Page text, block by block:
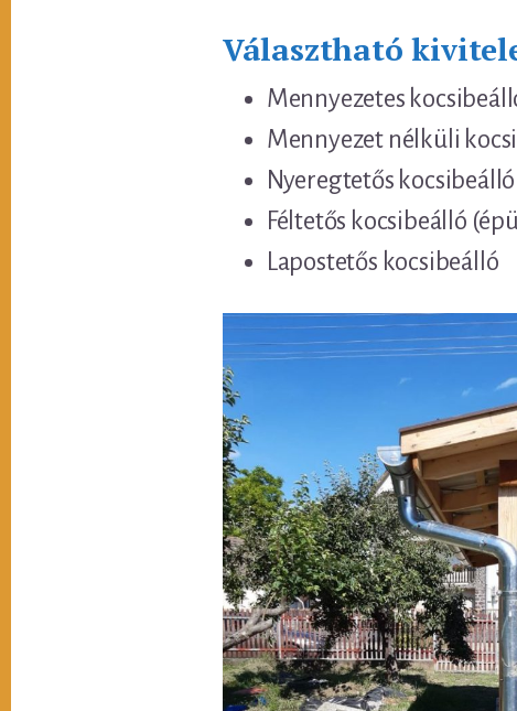
Választható
Mennyezetes
Mennyezet nélküli
Nyeregtetős kocsibeálló
Féltetős kocsibeálló
Lapostetős kocsibeálló